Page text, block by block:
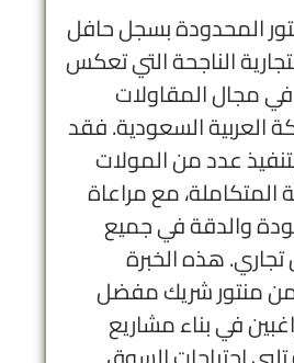
المحدودة بسجل حافل
الناجحة التي تعكس
في مجال المقاولات
العربية السعودية. فقد
عدد من المولات
المتكاملة، مع مراعاة
والدقة في جميع
هذه الخبرة
منتور شريك مفضل
في بناء مشاريع